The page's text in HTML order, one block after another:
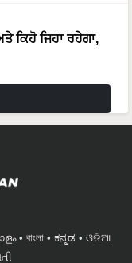
ਕਿਹੋ ਜਿਹਾ ਰਹੇਗਾ,
বাংলা ಕನ್ನಡ
ଓଡିଆ